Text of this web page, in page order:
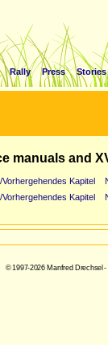
Rally Press Stories
manuals and
Kapitel
Kapitel
© 1997-2026 Manfred Drechsel